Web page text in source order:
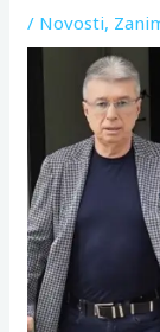
/ Novosti,